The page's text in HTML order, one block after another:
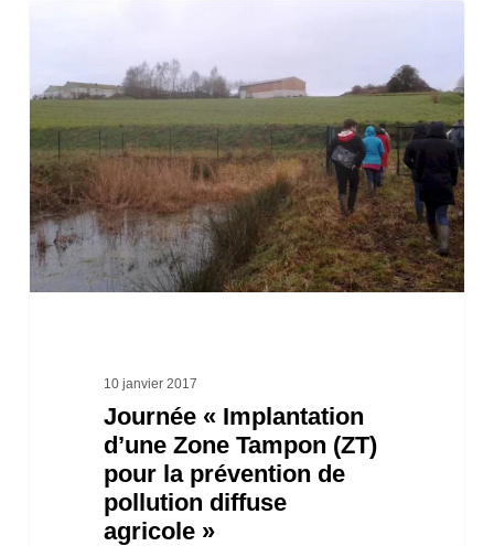
d’une
Zone
Tampon
(ZT)
pour
la
agricole »
10 janvier 2017
Journée « Implantation
d’une Zone Tampon (ZT)
pour la prévention de
pollution diffuse
agricole »